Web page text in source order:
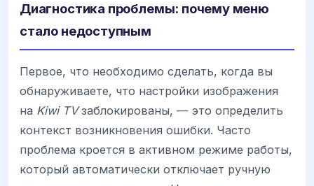
Диагностика проблемы: почему меню
стало недоступным
Первое, что необходимо сделать, когда вы
обнаруживаете, что настройки изображения
на Kiwi TVзаблокированы, — это определить
контекст возникновения ошибки. Часто
проблема кроется в активном режиме работы,
который автоматически отключает ручную